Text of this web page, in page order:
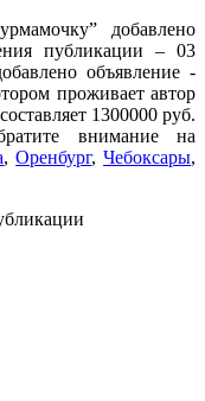
добавлено
публикации – 03
объявление -
проживает автор
1300000 руб.
внимание на
,Оренбург,Чебоксары,